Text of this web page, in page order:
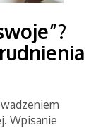
Wpisanie